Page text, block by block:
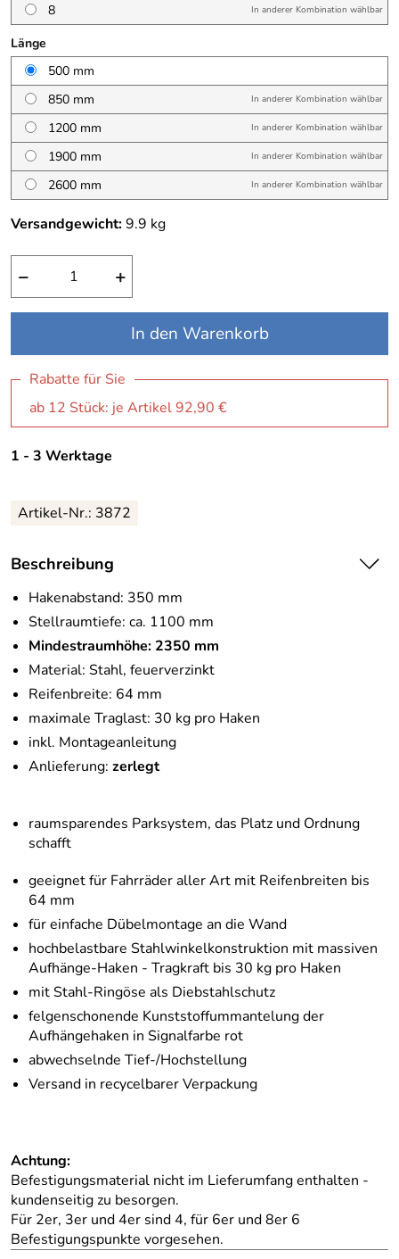
8 In anderer Kombination wählbar
Länge
500 mm
850 mm
In anderer Kombination wählbar
1200 mm In anderer Kombination wählbar
1900 mm In anderer Kombination wählbar
2600 mm In anderer Kombination wählbar
Versandgewicht:9.9 kg
− +
In den Warenkorb
Rabatte für Sie
ab 12 Stück: je Artikel 92,90 €
1 - 3 Werktage
Artikel-Nr.: 3872
Beschreibung
Hakenabstand: 350 mm
Stellraumtiefe: ca. 1100 mm
Mindestraumhöhe: 2350 mm
Material: Stahl, feuerverzinkt
Reifenbreite: 64 mm
maximale Traglast: 30 kg pro Haken
inkl. Montageanleitung
Anlieferung: zerlegt
raumsparendes Parksystem, das Platz und Ordnung
schafft
geeignet für Fahrräder aller Art mit Reifenbreiten bis
64 mm
für einfache Dübelmontage an die Wand
hochbelastbare Stahlwinkelkonstruktion mit massiven
Aufhänge-Haken - Tragkraft bis 30 kg pro Haken
mit Stahl-Ringöse als Diebstahlschutz
felgenschonende Kunststoffummantelung der
Aufhängehaken in Signalfarbe rot
abwechselnde Tief-/Hochstellung
Versand in recycelbarer Verpackung
Achtung:
Befestigungsmaterial nicht im Lieferumfang enthalten -
kundenseitig zu besorgen.
Für 2er, 3er und 4er sind 4, für 6er und 8er 6
Befestigungspunkte vorgesehen.